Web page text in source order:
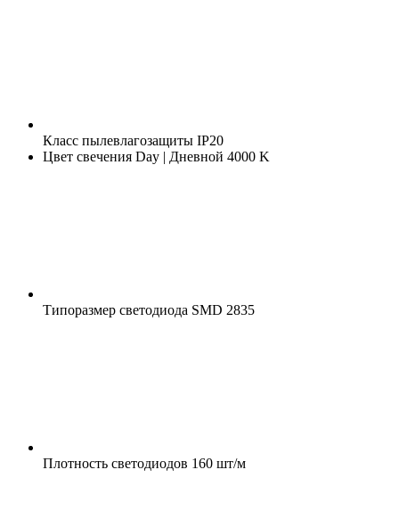
Класс пылевлагозащиты IP20
Цвет свечения Day | Дневной 4000 K
Типоразмер светодиода SMD 2835
Плотность светодиодов 160 шт/м